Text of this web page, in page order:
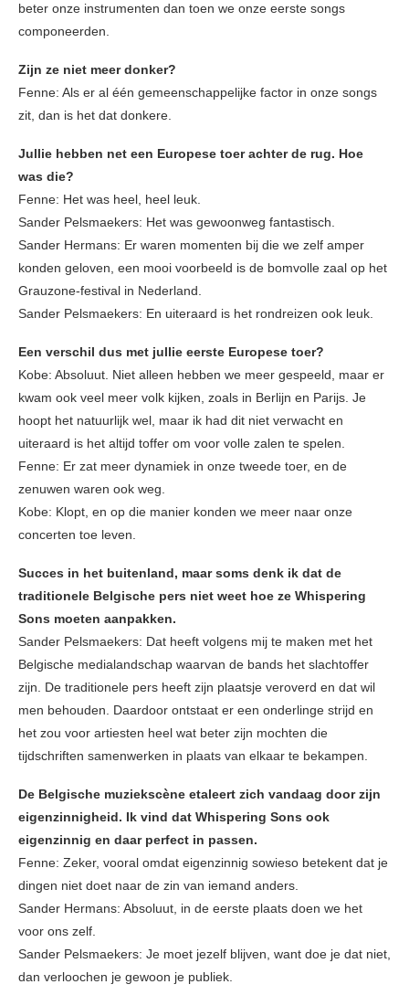
beter onze instrumenten dan toen we onze eerste songs
componeerden.
Zijn ze niet meer donker?
Fenne: Als er al één gemeenschappelijke factor in onze songs
zit, dan is het dat donkere.
Jullie hebben net een Europese toer achter de rug. Hoe
was die?
Fenne: Het was heel, heel leuk.
Sander Pelsmaekers: Het was gewoonweg fantastisch.
Sander Hermans: Er waren momenten bij die we zelf amper
konden geloven, een mooi voorbeeld is de bomvolle zaal op het
Grauzone-festival in Nederland.
Sander Pelsmaekers: En uiteraard is het rondreizen ook leuk.
Een verschil dus met jullie eerste Europese toer?
Kobe: Absoluut. Niet alleen hebben we meer gespeeld, maar er
kwam ook veel meer volk kijken, zoals in Berlijn en Parijs. Je
hoopt het natuurlijk wel, maar ik had dit niet verwacht en
uiteraard is het altijd toffer om voor volle zalen te spelen.
Fenne: Er zat meer dynamiek in onze tweede toer, en de
zenuwen waren ook weg.
Kobe: Klopt, en op die manier konden we meer naar onze
concerten toe leven.
Succes in het buitenland, maar soms denk ik dat de
traditionele Belgische pers niet weet hoe ze Whispering
Sons moeten aanpakken.
Sander Pelsmaekers: Dat heeft volgens mij te maken met het
Belgische medialandschap waarvan de bands het slachtoffer
zijn. De traditionele pers heeft zijn plaatsje veroverd en dat wil
men behouden. Daardoor ontstaat er een onderlinge strijd en
het zou voor artiesten heel wat beter zijn mochten die
tijdschriften samenwerken in plaats van elkaar te bekampen.
De Belgische muziekscène etaleert zich vandaag door zijn
eigenzinnigheid. Ik vind dat Whispering Sons ook
eigenzinnig en daar perfect in passen.
Fenne: Zeker, vooral omdat eigenzinnig sowieso betekent dat je
dingen niet doet naar de zin van iemand anders.
Sander Hermans: Absoluut, in de eerste plaats doen we het
voor ons zelf.
Sander Pelsmaekers: Je moet jezelf blijven, want doe je dat niet,
dan verloochen je gewoon je publiek.